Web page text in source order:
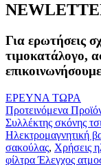
Για ερωτήσεις
τιμοκατάλογο,
ΕΡΕΥΝΑ ΤΩΡΑ
Προτεινόμενα
Συλλέκτης σκόνης
Ηλεκτρομαγνητική
σακούλας, Χρήσεις
φίλτρα Έλεγχος